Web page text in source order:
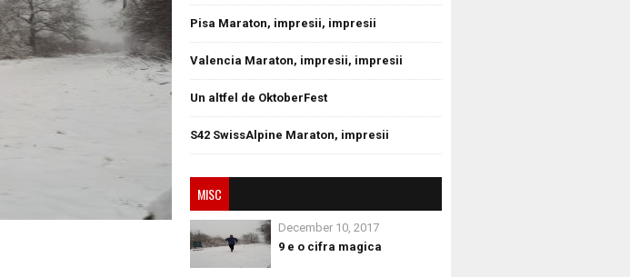
Pisa Maraton, impresii, impresii
Valencia Maraton, impresii, impresii
Un altfel de OktoberFest
S42 SwissAlpine Maraton, impresii
MISC
December 10, 2017
9 e o cifra magica